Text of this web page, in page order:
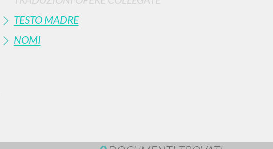
TESTO MADRE
NOMI